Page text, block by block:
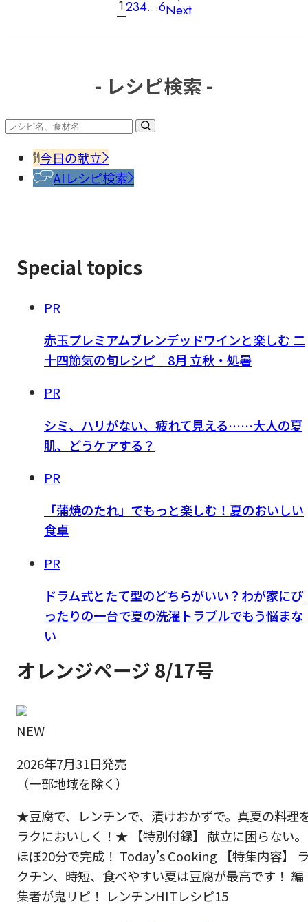
の
り
1234…6Next
- レシピ検索 -
今日の献立
AIレシピ検索
Special topics
PR
赤玉プレミアムブレンデッドワインと楽しむ 二
十四節気の旬レシピ｜8月 立秋・処暑
PR
シミ、ハリがない、疲れて見える……大人の夏
肌、どうケアする？
PR
「蒲焼のたれ」でもっと楽しむ！夏のおいしい
食卓
PR
ドラム式とたて型のどちらがいい？わが家にぴ
ったりの一台で夏の洗濯トラブルでもう悩まな
い
オレンジページ 8/17号
NEW
2026年7月31日発売
（一部地域を除く）
★豆腐で、レンチンで、漬けおかずで。真夏の料理
ラクにおいしく！★ 【特別付録】 献立に困らない。
ほぼ20分で完成！ Today’s Cooking 【特集内容】
クチン、時短、食べやすい夏は豆腐が最高です！ 編
集者が鬼リピ！ レンチンHITレシピ15